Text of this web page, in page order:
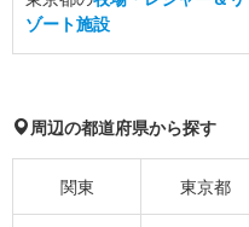
ゾート施設
周辺の都道府県から探す
関東 東京都